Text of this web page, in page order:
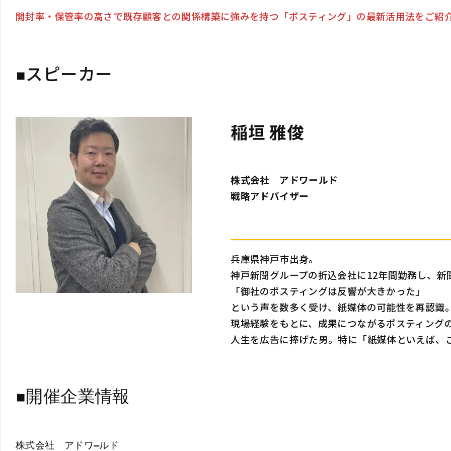
開封率・保管率の高さで既存顧客との関係構築に強みを持つ「ポスティング」の最新活用法をご紹
◾️スピーカー
稲垣 雅俊
株式会社 アドワールド
戦略アドバイザー
兵庫県神戸市出身。
神戸新聞グループの折込会社に12年間勤務し、新
「御社のポスティングは反響が大きかった」
という声を数多く受け、紙媒体の可能性を再認識。
現場経験をもとに、成果につながるポスティング
人生を広告に捧げた男。特に「紙媒体といえば、
◾️開催企業情報
株式会社 アドワ―ルド